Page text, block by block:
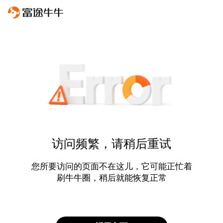
访问频繁，请稍后重试
您所要访问的页面不在这儿，它可能正忙着
刷牛牛圈，稍后就能恢复正常